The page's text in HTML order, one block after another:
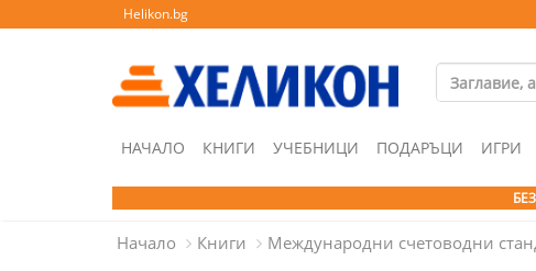
Helikon.bg
НАЧАЛО КНИГИ УЧЕБНИЦИ ПОДАРЪЦИ ИГРИ
Начало Книги Международни счетоводни